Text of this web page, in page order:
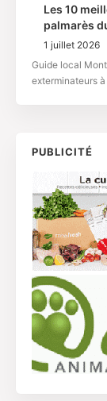
Les 10
palmarès
1 juillet 2026
Guide local
exterminateurs
PUBLICITÉ